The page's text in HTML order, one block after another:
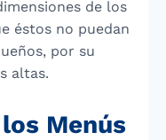
de los
éstos no puedan
por su
altas.
Menús